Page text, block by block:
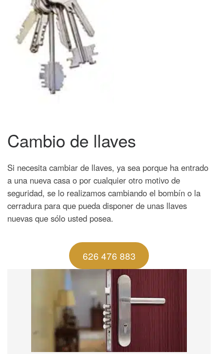
Cambio de llaves
Si necesita cambiar de llaves, ya sea porque ha entrado
a una nueva casa o por cualquier otro motivo de
seguridad, se lo realizamos cambiando el bombín o la
cerradura para que pueda disponer de unas llaves
nuevas que sólo usted posea.
626 476 883